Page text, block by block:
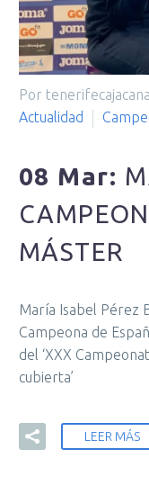
Por
Actualidad
08 Mar:
MÁSTER
María Isabel Pérez
Campeona de
del ‘XXX
cubierta’
LEER MÁS